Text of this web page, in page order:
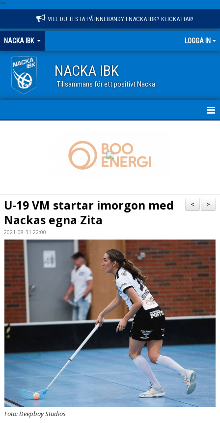
""
VILL DU TESTA PÅ INNEBANDY I NACKA IBK? KLICKA HÄR!
NACKA IBK LOGGA IN
NACKA IBK
Tillsammans för ett positivt Nacka
OM KLUBBEN
SPORTHALLAR
MATCHER
CAFETERIAN
DOKUMENT
NACKA X
INNEBANDY PLAY
NACKAPOKALEN
DOMARE & MATCHLEDARE
>
<
U-19 VM startar imorgon med
Nackas egna Zita
2021-08-31 22:00
Foto: Deepbay Studios